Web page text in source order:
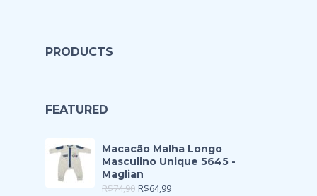
PRODUCTS
FEATURED
Macacão Malha Longo
Masculino Unique 5645 -
Maglian
R$74,90 R$64,99